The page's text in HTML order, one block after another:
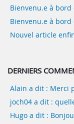
Bienvenu.e à bord
Bienvenu.e à bord
Nouvel article enfin
DERNIERS
Alain a dit : Merci
joch04 a dit :
Hugo a dit :